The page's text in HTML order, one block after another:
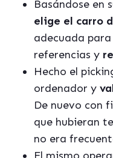
Basándose en
elige el carro
adecuada
referencias y
Hecho el
ordenador y
De nuevo con
que hubieran
no era